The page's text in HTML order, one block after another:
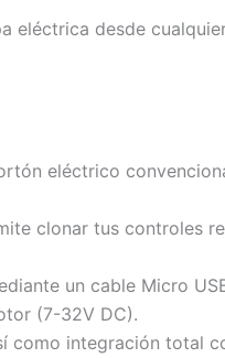
eléctrica desde
eléctrico
clonar tus controles
un cable Micro
(7-32V DC).
como integración total